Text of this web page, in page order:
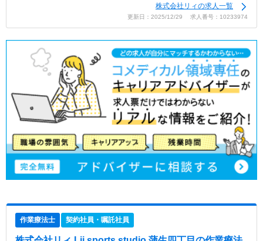
株式会社リィの求人一覧
更新日：2025/12/29 求人番号：10233974
作業療法士 契約社員・嘱託社員